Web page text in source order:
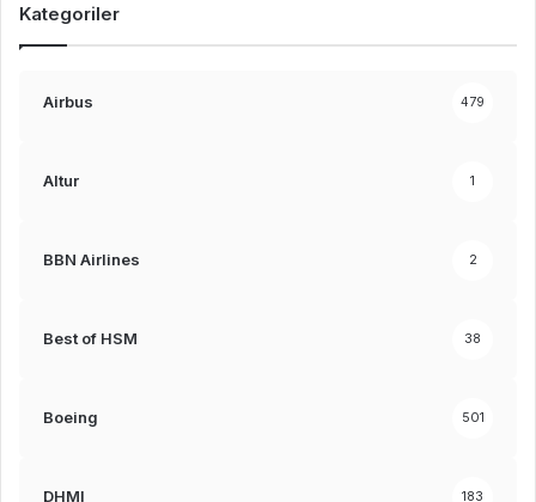
Kategoriler
Airbus 479
Altur 1
BBN Airlines 2
Best of HSM 38
Boeing 501
DHMI 183